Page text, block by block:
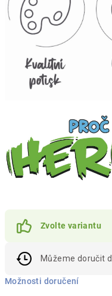
Zvolte variantu
Můžeme doručit
Možnosti doručení